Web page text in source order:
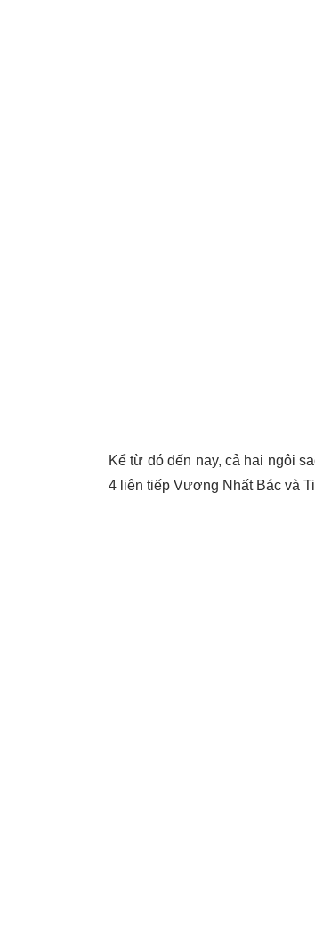
Kể từ đó đến nay, cả hai ngôi
4 liên tiếp Vương Nhất Bác và